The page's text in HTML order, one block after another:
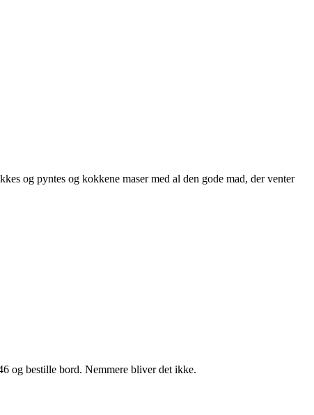
og pyntes og kokkene maser med al den gode mad, der venter
og bestille bord. Nemmere bliver det ikke.